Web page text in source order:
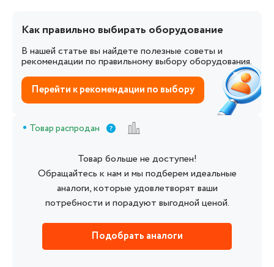
Как правильно выбирать оборудование
В нашей статье вы найдете полезные советы и
рекомендации по правильному выбору оборудования.
Перейти к рекомендации по выбору
Товар распродан
Товар больше не доступен!
Обращайтесь к нам и мы подберем идеальные
аналоги, которые удовлетворят ваши
потребности и порадуют выгодной ценой.
Подобрать аналоги